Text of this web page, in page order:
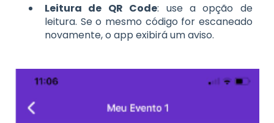
Leitura de QR Code: use a opção de
leitura. Se o mesmo código for escaneado
novamente, o app exibirá um aviso.